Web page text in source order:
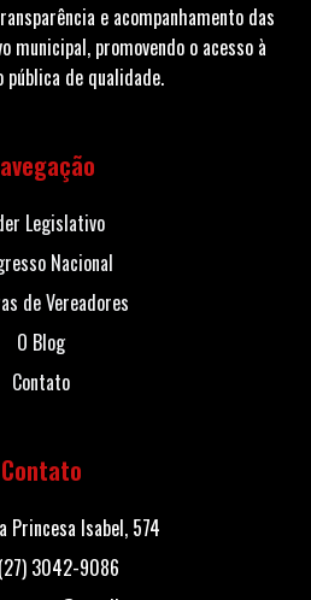
e acompanhamento das
municipal, promovendo o acesso à
pública de qualidade.
Legislativo
Nacional
de Vereadores
O Blog
Contato
Contato
Princesa Isabel, 574
(27) 3042-9086